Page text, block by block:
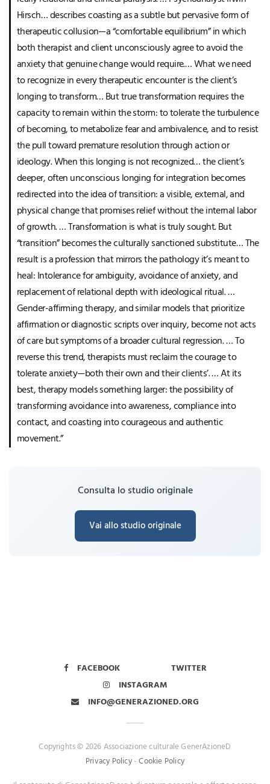
Hirsch… describes coasting as a subtle but pervasive form of
therapeutic collusion—a “comfortable equilibrium” in which
both therapist and client unconsciously agree to avoid the
anxiety that genuine change would require.… What we need
to recognize in every therapeutic encounter is the client’s
longing to transform… But true transformation requires the
capacity to remain within the storm: to tolerate the turbulence
of becoming, to metabolize fear and ambivalence, and to resist
the pull toward premature resolution through action or
ideology. When this longing is not recognized… the client’s
deeper, often unconscious longing for integration becomes
redirected into the idea of transition: a visible, external, and
physical change that promises relief without the internal labor
of growth. … Transformation is what is truly sought. But
“transition” becomes the culturally sanctioned substitute… The
result is a profession that mirrors the pathology it’s meant to
heal: Intolerance for ambiguity, avoidance of anxiety, and
replacement of relational depth with ideological ritual. …
Gender-affirming therapy, and similar models that prioritize
affirmation or diagnostic scripts over inquiry, become not acts
of care but symptoms of a broader cultural regression. … To
reverse this trend, therapists must reclaim the courage to
tolerate anxiety—both their own and their clients’. … At its
best, therapy models something larger: the possibility of
transforming avoidance into awareness, compliance into
contact, and coasting into courageous and authentic
movement.”
Consulta lo studio originale
Vai allo studio originale
FACEBOOK
TWITTER
INSTAGRAM
INFO@GENERAZIONED.ORG
Copyrights © 2026 Associazione culturale GenerAzioneD
Privacy Policy-Cookie Policy